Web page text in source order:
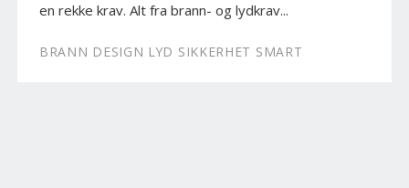
en rekke krav. Alt fra brann- og lydkrav...
BRANN DESIGN LYD SIKKERHET SMART